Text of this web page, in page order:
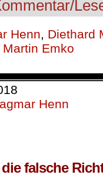
Henn, Diethard
Martin Emko
Henn
falsche